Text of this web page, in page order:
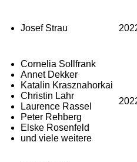
Josef Strau
Cornelia Sollfrank
Annet Dekker
Katalin Krasznahorkai
Christin Lahr
Laurence Rassel
Peter Rehberg
Elske Rosenfeld
und viele weitere